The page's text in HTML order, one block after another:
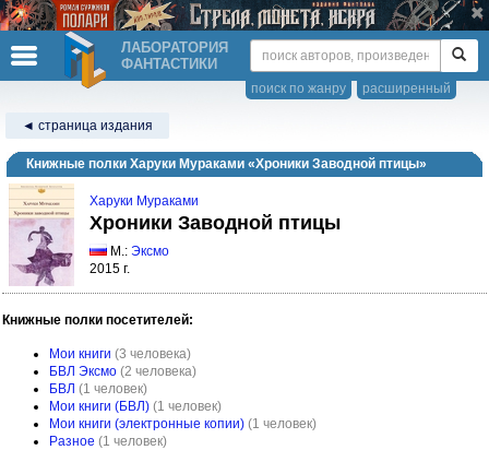
ЛАБОРАТОРИЯ
ФАНТАСТИКИ
расширенный
поиск по жанру
◄ страница издания
Книжные полки Харуки Мураками «Хроники Заводной птицы»
Харуки Мураками
Хроники Заводной птицы
М.: Эксмо
2015 г.
Книжные полки посетителей:
Мои книги (3 человека)
БВЛ Эксмо (2 человека)
БВЛ (1 человек)
Мои книги (БВЛ) (1 человек)
Мои книги (электронные копии) (1 человек)
Разное (1 человек)